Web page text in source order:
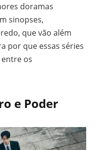
doramas
sinopses,
que vão além
por que essas séries
os
e Poder